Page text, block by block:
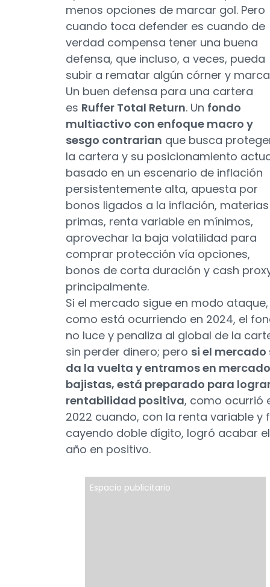
menos opciones de marcar gol. Pero
cuando toca defender es cuando de
verdad compensa tener una buena
defensa, que incluso, a veces, pueda
subir a rematar algún córner y
Un buen defensa para una cartera
es Ruffer Total Return. Un fondo
multiactivo con enfoque macro y
sesgo contrarian que busca
la cartera y su posicionamiento
basado en un escenario de inflación
persistentemente alta, apuesta por
bonos ligados a la inflación, materias
primas, renta variable en mínimos,
aprovechar la baja volatilidad para
comprar protección vía opciones,
bonos de corta duración y cash
principalmente.
Si el mercado sigue en modo ataque,
como está ocurriendo en 2024, el
no luce y penaliza al global de la
sin perder dinero; pero si el mercado
da la vuelta y entramos en
bajistas, está preparado para
rentabilidad positiva, como ocurrió
2022 cuando, con la renta variable y
cayendo doble dígito, logró acabar el
año en positivo.
Espacio publicitario